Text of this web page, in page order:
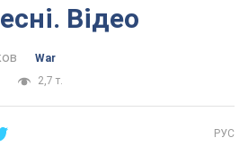
Відео
War
2,7 т.
РУС